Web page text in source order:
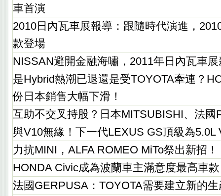
車首演
2010日內瓦車展報導：跟隨時代演進，
款登場
NISSAN避開金融海嘯，2011年日內瓦車
是Hybrid熱潮已退還是受TOYOTA牽連？
份日本銷售大幅下滑！
互助不交叉持股？日本MITSUBISHI、法國
與V10無緣！下一代LEXUS GS頂級為5.0L
力抗MINI，ALFA ROMEO MiTo祭出新招！
HONDA Civic成為波蘭車主滿意度最高車
法國GERPUSA：TOYOTA需要建立新的